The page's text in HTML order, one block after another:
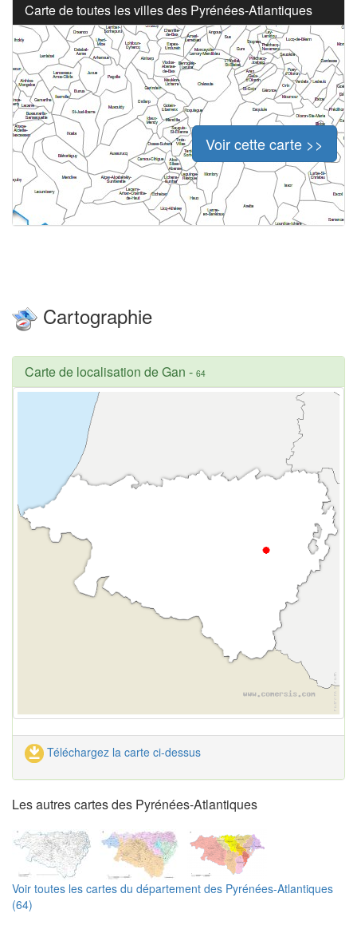
Carte de toutes les villes des Pyrénées-Atlantiques
Voir cette carte >>
Cartographie
Carte de localisation de Gan - 64
Téléchargez la carte ci-dessus
Les autres cartes des Pyrénées-Atlantiques
Voir toutes les cartes du département des Pyrénées-Atlantiques
(64)